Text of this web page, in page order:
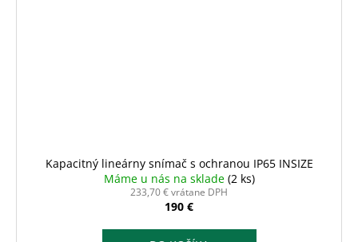
Kapacitný lineárny snímač s ochranou IP65 INSIZE
Máme u nás na sklade (2 ks)
233,70 € vrátane DPH
190 €